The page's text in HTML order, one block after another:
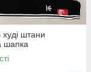
худі штани
шапка